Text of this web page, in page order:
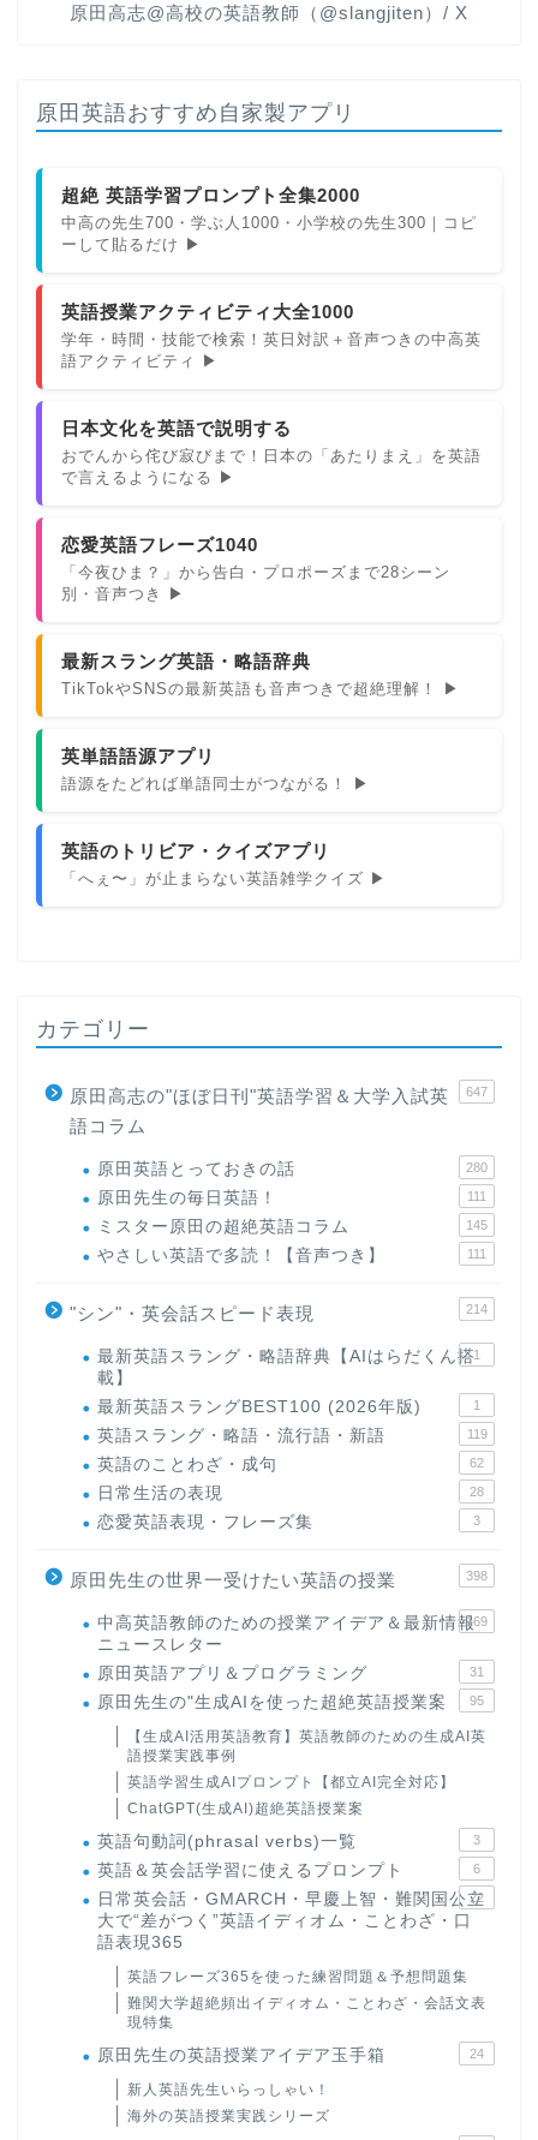
原田高志@高校の英語教師（@slangjiten）/ X
原田英語おすすめ自家製アプリ
超絶 英語学習プロンプト全集2000
中高の先生700・学ぶ人1000・小学校の先生300｜コピ
ーして貼るだけ ▶
英語授業アクティビティ大全1000
学年・時間・技能で検索！英日対訳＋音声つきの中高英
語アクティビティ ▶
日本文化を英語で説明する
おでんから侘び寂びまで！日本の「あたりまえ」を英語
で言えるようになる ▶
恋愛英語フレーズ1040
「今夜ひま？」から告白・プロポーズまで28シーン
別・音声つき ▶
最新スラング英語・略語辞典
TikTokやSNSの最新英語も音声つきで超絶理解！ ▶
英単語語源アプリ
語源をたどれば単語同士がつながる！ ▶
英語のトリビア・クイズアプリ
「へぇ〜」が止まらない英語雑学クイズ ▶
カテゴリー
原田高志の"ほぼ日刊"英語学習＆大学入試英
語コラム
647
原田英語とっておきの話 280
原田先生の毎日英語！ 111
ミスター原田の超絶英語コラム 145
やさしい英語で多読！【音声つき】 111
"シン"・英会話スピード表現 214
最新英語スラング・略語辞典【AIはらだくん搭
載】
1
最新英語スラングBEST100 (2026年版) 1
英語スラング・略語・流行語・新語 119
英語のことわざ・成句 62
日常生活の表現 28
恋愛英語表現・フレーズ集 3
原田先生の世界一受けたい英語の授業 398
中高英語教師のための授業アイデア＆最新情報
ニュースレター
169
原田英語アプリ＆プログラミング 31
原田先生の"生成AIを使った超絶英語授業案 95
【生成AI活用英語教育】英語教師のための生成AI英
語授業実践事例
英語学習生成AIプロンプト【都立AI完全対応】
ChatGPT(生成AI)超絶英語授業案
英語句動詞(phrasal verbs)一覧 3
英語＆英会話学習に使えるプロンプト 6
日常英会話・GMARCH・早慶上智・難関国公立
大で“差がつく”英語イディオム・ことわざ・口
語表現365
22
英語フレーズ365を使った練習問題＆予想問題集
難関大学超絶頻出イディオム・ことわざ・会話文表
現特集
原田先生の英語授業アイデア玉手箱 24
新人英語先生いらっしゃい！
海外の英語授業実践シリーズ